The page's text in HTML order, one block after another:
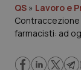
Governo e
Regioni e Asl
QS » Lavoro e
Contraccezione
farmacisti: ad